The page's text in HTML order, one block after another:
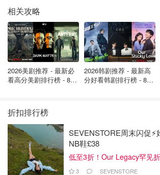
虽然升级没去年Series 10那么多（大屏幕
充等），但说不定苹果还藏着什么惊喜呢
都有可能！
你最期待哪个新功能？评论区聊聊吧～
「该长文章来自@省钱君-北美省钱快报，
有」
相关攻略
2026美剧推荐 - 最新必
看高分美剧排行榜 - 8月
2026韩剧推荐 - 最新高
分好看韩剧排行榜 - 8月
折扣排行榜
SEVENSTORE周末闪促
NB鞋£38
低至3折！Our Legacy罕见折
3 SEVENSTORE